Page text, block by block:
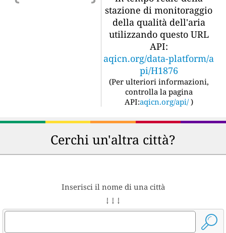
stazione di monitoraggio
della qualità dell'aria
utilizzando questo URL
API:
aqicn.org/data-platform/a
pi/H1876
(Per ulteriori informazioni,
controlla la pagina
API:aqicn.org/api/ )
Cerchi un'altra città?
Inserisci il nome di una città
↓ ↓ ↓